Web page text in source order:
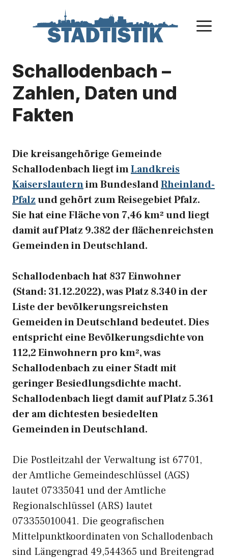
Schallodenbach –
Zahlen, Daten und
Fakten
Die kreisangehörige Gemeinde
Schallodenbach liegt imLandkreis
Kaiserslauternim BundeslandRheinland-
Pfalzund gehört zum Reisegebiet Pfalz.
Sie hat eine Fläche von 7,46 km² und liegt
damit auf Platz 9.382 der flächenreichsten
Gemeinden in Deutschland.
Schallodenbach hat 837 Einwohner
(Stand: 31.12.2022), was Platz 8.340 in der
Liste der bevölkerungsreichsten
Gemeiden in Deutschland bedeutet. Dies
entspricht eine Bevölkerungsdichte von
112,2 Einwohnern pro km², was
Schallodenbach zu einer Stadt mit
geringer Besiedlungsdichte macht.
Schallodenbach liegt damit auf Platz 5.361
der am dichtesten besiedelten
Gemeinden in Deutschland.
Die Postleitzahl der Verwaltung ist 67701,
der Amtliche Gemeindeschlüssel (AGS)
lautet 07335041 und der Amtliche
Regionalschlüssel (ARS) lautet
073355010041. Die geografischen
Mittelpunktkoordinaten von Schallodenbach
sind Längengrad 49,544365 und Breitengrad